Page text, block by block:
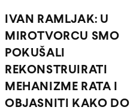
IVAN RAMLJAK: U
MIROTVORCU SMO
POKUŠALI
REKONSTRUIRATI
MEHANIZME RATA I
OBJASNITI KAKO DO